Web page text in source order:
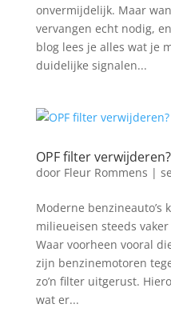
onvermijdelijk. Maar
vervangen echt nodig,
blog lees je alles wat je
duidelijke signalen...
OPF filter
door Fleur Rommens |
Moderne benzineauto’s
milieueisen steeds vaker
Waar voorheen vooral
zijn benzinemotoren
zo’n filter uitgerust.
wat er...